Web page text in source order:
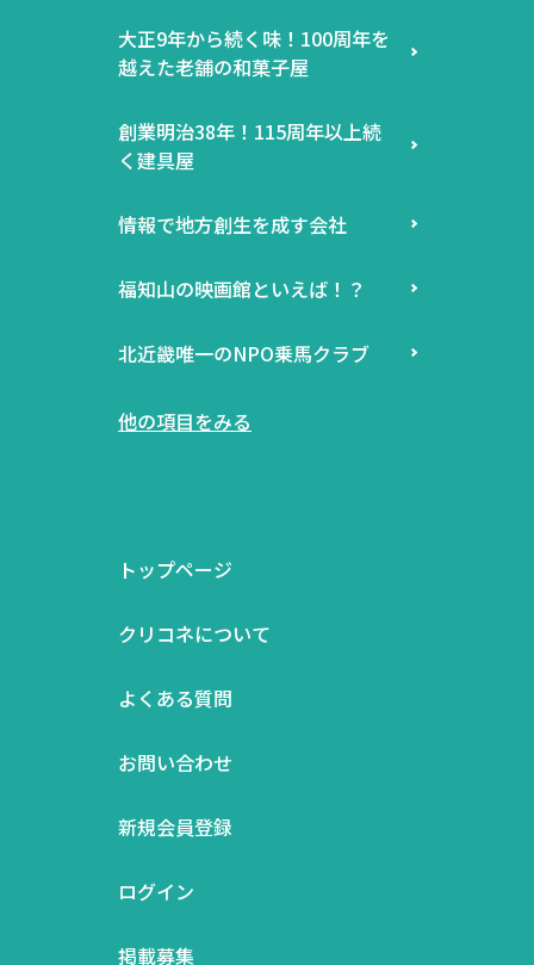
大正9年から続く味！100周年を
越えた老舗の和菓子屋
創業明治38年！115周年以上続
く建具屋
情報で地方創生を成す会社
福知山の映画館といえば！？
北近畿唯一のNPO乗馬クラブ
他の項目をみる
トップページ
クリコネについて
よくある質問
お問い合わせ
新規会員登録
ログイン
掲載募集